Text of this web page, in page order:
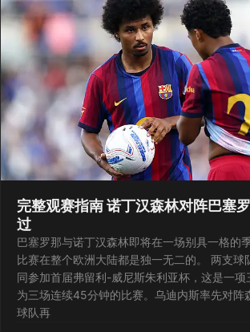
完整观赛指南 诺丁汉森林对阵巴塞
过
巴塞罗那与诺丁汉森林即将在一场别具一格的
比赛在整个欧洲大陆都是独一无二的。 两支球
同参加首届弗留利-威尼斯朱利亚杯，这是一项
为三场连续45分钟的比赛。乌迪内斯率先对阵
球队再